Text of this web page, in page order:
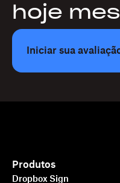
hoje
Iniciar sua
Produtos
Dropbox Sign